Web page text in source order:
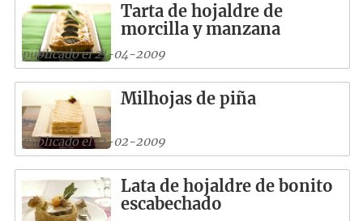
Tarta de hojaldre de
morcilla y manzana
publicado el 21-04-2009
Milhojas de piña
publicado el 12-02-2009
Lata de hojaldre de bonito
escabechado